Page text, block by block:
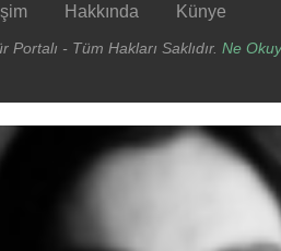
Hakkında Künye
- Tüm Hakları Saklıdır. Ne